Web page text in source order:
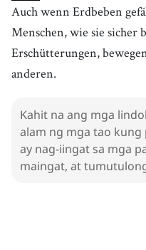
Auch wenn Erdbeben
Menschen, wie sie sicher
Erschütterungen,
anderen.
Kahit na ang mga
alam ng mga tao kung
ay nag-iingat sa mga
maingat, at